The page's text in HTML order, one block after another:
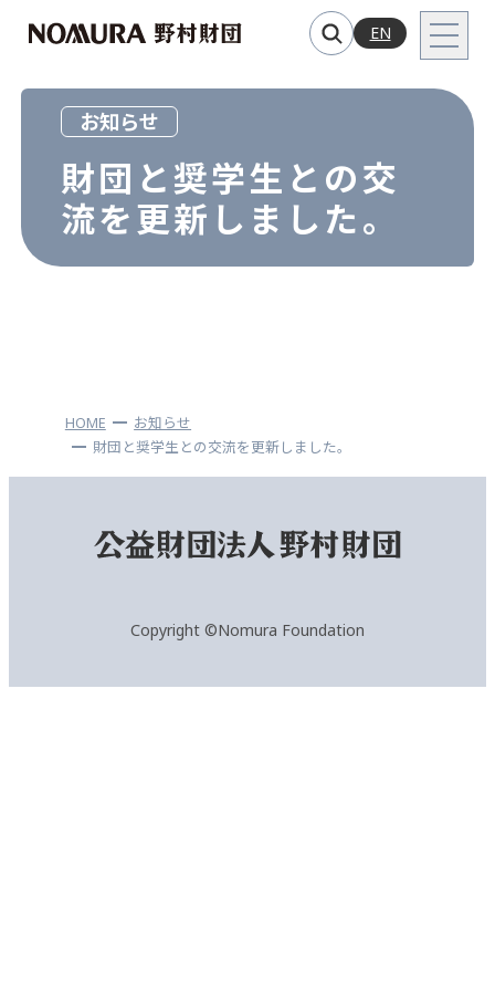
EN
お知らせ
財団と奨学生との交
流を更新しました。
HOME
お知らせ
財団と奨学生との交流を更新しました。
Copyright ©Nomura Foundation